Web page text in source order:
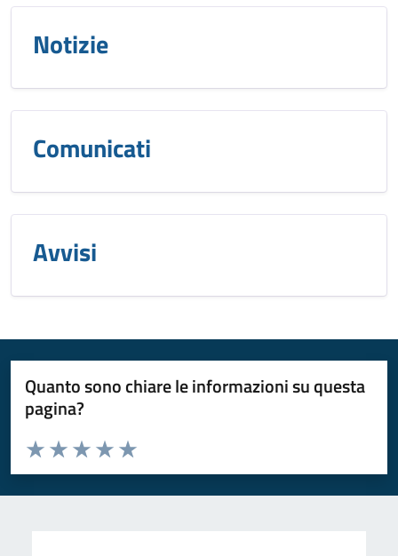
Notizie
Comunicati
Avvisi
Quanto sono chiare le informazioni su questa
pagina?
Valuta da 1 a 5 stelle la pagina
Valuta 5 stelle su 5
Valuta 4 stelle su 5
Valuta 3 stelle su 5
Valuta 2 stelle su 5
Valuta 1 stelle su 5